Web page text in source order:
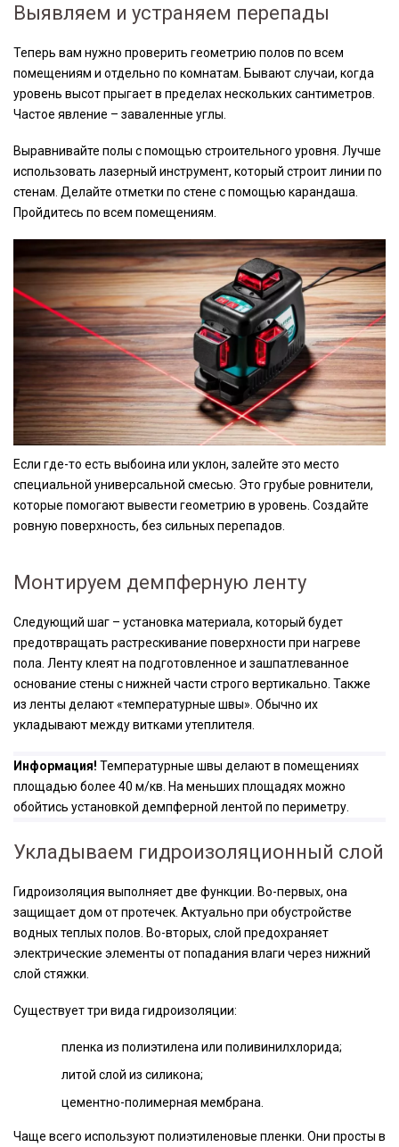
Выявляем и устраняем перепады
Теперь вам нужно проверить геометрию полов по всем
помещениям и отдельно по комнатам. Бывают случаи, когда
уровень высот прыгает в пределах нескольких сантиметров.
Частое явление – заваленные углы.
Выравнивайте полы с помощью строительного уровня. Лучше
использовать лазерный инструмент, который строит линии по
стенам. Делайте отметки по стене с помощью карандаша.
Пройдитесь по всем помещениям.
Если где-то есть выбоина или уклон, залейте это место
специальной универсальной смесью. Это грубые ровнители,
которые помогают вывести геометрию в уровень. Создайте
ровную поверхность, без сильных перепадов.
Монтируем демпферную ленту
Следующий шаг – установка материала, который будет
предотвращать растрескивание поверхности при нагреве
пола. Ленту клеят на подготовленное и зашпатлеванное
основание стены с нижней части строго вертикально. Также
из ленты делают «температурные швы». Обычно их
укладывают между витками утеплителя.
Информация! Температурные швы делают в помещениях
площадью более 40 м/кв. На меньших площадях можно
обойтись установкой демпферной лентой по периметру.
Укладываем гидроизоляционный слой
Гидроизоляция выполняет две функции. Во-первых, она
защищает дом от протечек. Актуально при обустройстве
водных теплых полов. Во-вторых, слой предохраняет
электрические элементы от попадания влаги через нижний
слой стяжки.
Существует три вида гидроизоляции:
пленка из полиэтилена или поливинилхлорида;
литой слой из силикона;
цементно-полимерная мембрана.
Чаще всего используют полиэтиленовые пленки. Они просты в